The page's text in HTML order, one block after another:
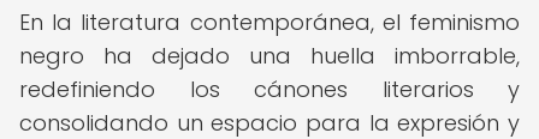
En la literatura contemporánea, el feminismo
negro ha dejado una huella imborrable,
redefiniendo los cánones literarios y
consolidando un espacio para la expresión y